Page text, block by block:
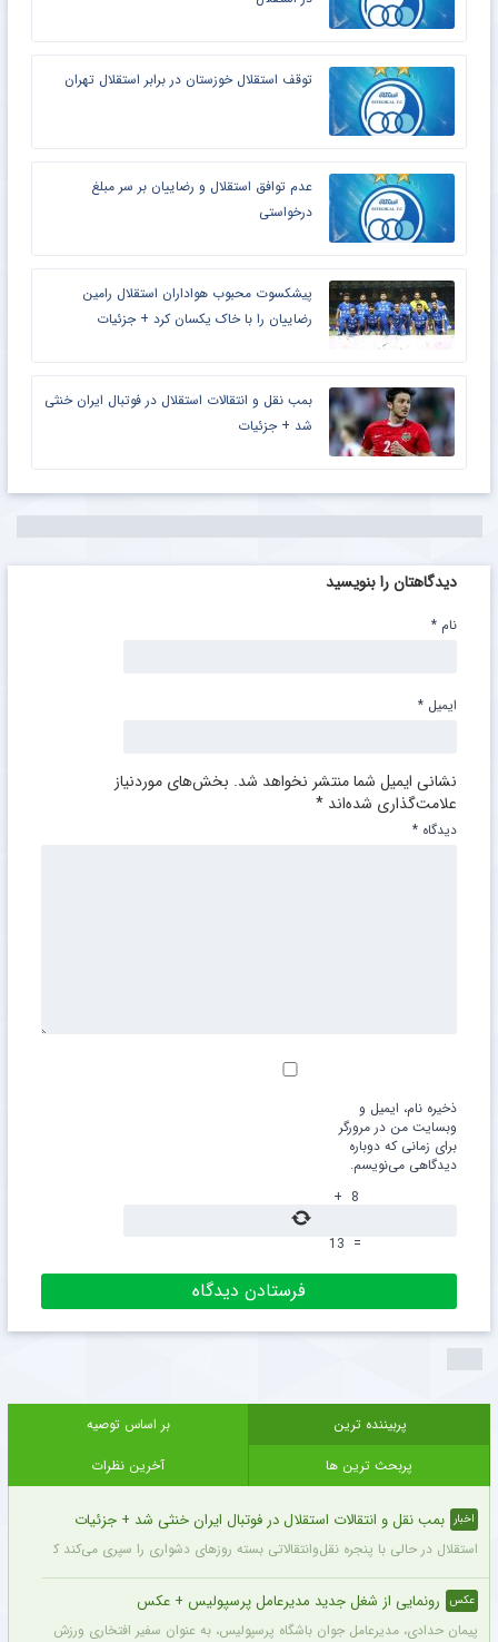
توقف استقلال خوزستان در برابر استقلال تهران
عدم توافق استقلال و رضاییان بر سر مبلغ
درخواستی
پیشکسوت محبوب هواداران استقلال رامین
رضاییان را با خاک یکسان کرد + جزئیات
بمب نقل و انتقالات استقلال در فوتبال ایران خنثی
شد + جزئیات
دیدگاهتان را بنویسید
نشانی ایمیل شما منتشر نخواهد شد. بخش‌های موردنیاز
علامت‌گذاری شده‌اند *
دیدگاه *
نام *
ایمیل *
ذخیره نام، ایمیل و
وبسایت من در مرورگر
برای زمانی که دوباره
دیدگاهی می‌نویسم.
8
+
=
13
پربیننده ترین
بر اساس توصیه
پربحث ترین ها
آخرین نظرات
اخبار بمب نقل و انتقالات استقلال در فوتبال ایران خنثی شد + جزئیات
استقلال در حالی با پنجره نقل‌وانتقالاتی بسته روزهای دشواری را سپری می‌کند که در
عکس رونمایی از شغل جدید مدیرعامل پرسپولیس + عکس
پیمان حدادی، مدیرعامل جوان باشگاه پرسپولیس، به عنوان سفیر افتخاری ورزش چوگان